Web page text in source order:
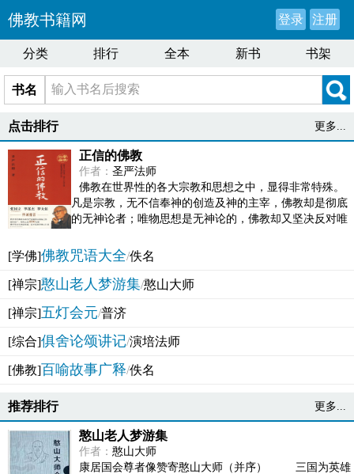
佛教书籍网 登录 注册
分类 排行 全本 新书 书架
书名
点击排行 更多...
正信的佛教
作者： 圣严法师
佛教在世界性的各大宗教和思想之中，显得非常特殊。
凡是宗教，无不信奉神的创造及神的主宰，佛教却是彻底
的无神论者；唯物思想是无神论的，佛教却又坚决反对唯
[学佛]佛教咒语大全/佚名
[禅宗]憨山老人梦游集/憨山大师
[禅宗]五灯会元/普济
[综合]俱舍论颂讲记/演培法师
[佛教]百喻故事广释/佚名
推荐排行 更多...
憨山老人梦游集
作者： 憨山大师
康居国会尊者像赞寄憨山大师（并序） 三国为英雄